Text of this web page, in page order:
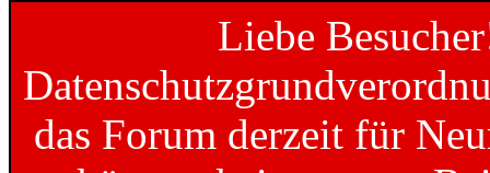
Liebe
das Forum derzeit für